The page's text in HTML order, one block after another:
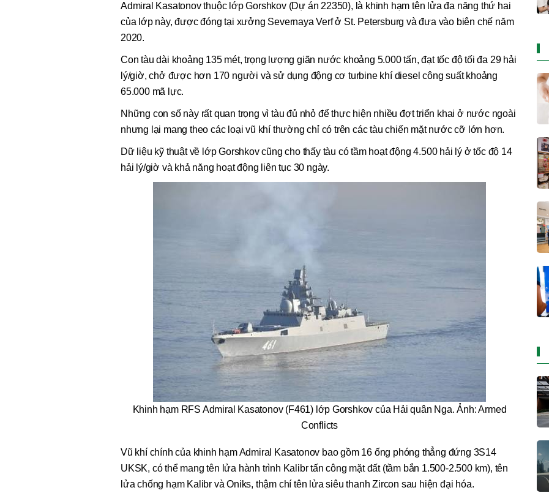
Admiral Kasatonov thuộc lớp Gorshkov (Dự án 22350), là khinh hạm tên lửa đa năng thứ hai
của lớp này, được đóng tại xưởng Severnaya Verf ở St. Petersburg và đưa vào biên chế năm
2020.
Con tàu dài khoảng 135 mét, trọng lượng giãn nước khoảng 5.000 tấn, đạt tốc độ tối đa 29 hải
lý/giờ, chở được hơn 170 người và sử dụng động cơ turbine khí diesel công suất khoảng
65.000 mã lực.
Những con số này rất quan trọng vì tàu đủ nhỏ để thực hiện nhiều đợt triển khai ở nước ngoài
nhưng lại mang theo các loại vũ khí thường chỉ có trên các tàu chiến mặt nước cỡ lớn hơn.
Dữ liệu kỹ thuật về lớp Gorshkov cũng cho thấy tàu có tầm hoạt động 4.500 hải lý ở tốc độ 14
hải lý/giờ và khả năng hoạt động liên tục 30 ngày.
Khinh hạm RFS Admiral Kasatonov (F461) lớp Gorshkov của Hải quân Nga. Ảnh: Armed
Conflicts
Vũ khí chính của khinh hạm Admiral Kasatonov bao gồm 16 ống phóng thẳng đứng 3S14
UKSK, có thể mang tên lửa hành trình Kalibr tấn công mặt đất (tầm bắn 1.500-2.500 km), tên
lửa chống hạm Kalibr và Oniks, thậm chí tên lửa siêu thanh Zircon sau hiện đại hóa.